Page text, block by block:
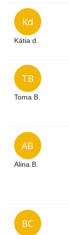
Kd
Kátia d.
TB
Toma B.
AB
Alina B.
BC